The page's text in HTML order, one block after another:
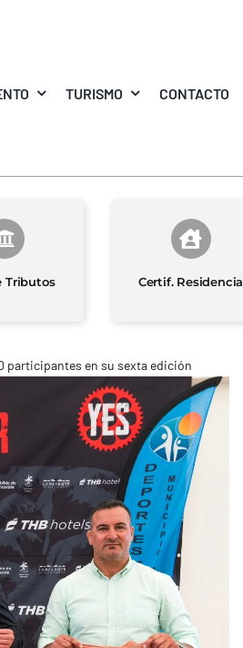
TURISMO CONTACTO
Tributos Certif. Residencia
participantes en su sexta edición